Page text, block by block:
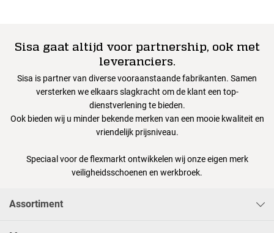
Sisa gaat altijd voor partnership, ook met
leveranciers.
Sisa is partner van diverse vooraanstaande fabrikanten. Samen
versterken we elkaars slagkracht om de klant een top-
dienstverlening te bieden.
Ook bieden wij u minder bekende merken van een mooie kwaliteit en
vriendelijk prijsniveau.
Speciaal voor de flexmarkt ontwikkelen wij onze eigen merk
veiligheidsschoenen en werkbroek.
Assortiment